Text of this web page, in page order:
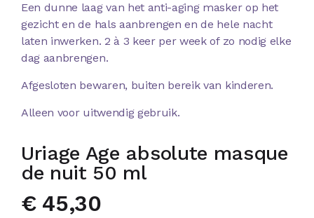
Een dunne laag van het anti-aging masker op het
gezicht en de hals aanbrengen en de hele nacht
laten inwerken. 2 à 3 keer per week of zo nodig elke
dag aanbrengen.
Afgesloten bewaren, buiten bereik van kinderen.
Alleen voor uitwendig gebruik.
Uriage Age absolute masque
de nuit 50 ml
€45,30